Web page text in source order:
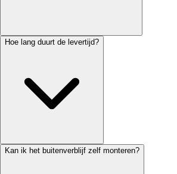
Hoe lang duurt de levertijd?
Kan ik het buitenverblijf zelf monteren?